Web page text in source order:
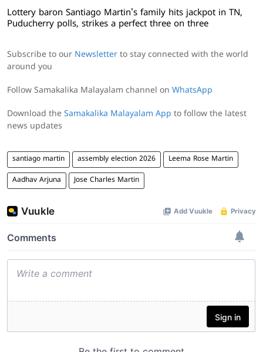
Lottery baron Santiago Martin's family hits jackpot in TN,
Puducherry polls, strikes a perfect three on three
Subscribe to our Newsletter to stay connected with the world
around you
Follow Samakalika Malayalam channel on WhatsApp
Download the Samakalika Malayalam App to follow the latest
news updates
santiago martin assembly election 2026 Leema Rose Martin
Aadhav Arjuna Jose Charles Martin